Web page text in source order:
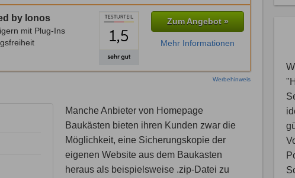
by Ionos
mit Plug-Ins
Zum Angebot »
Mehr Informationen
Werbehinweis
Manche Anbieter von Homepage
Baukästen bieten ihren Kunden zwar die
Möglichkeit, eine Sicherungskopie der
eigenen Website aus dem Baukasten
heraus als beispielsweise .zip-Datei zu